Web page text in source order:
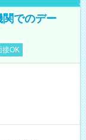
でのデー
接OK